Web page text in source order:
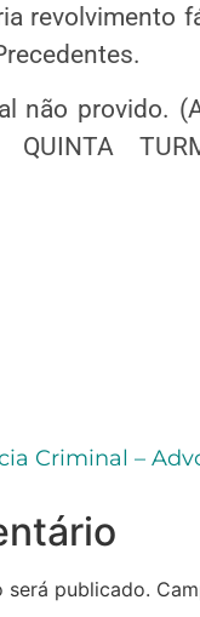
revolvimento
não provido.
QUINTA
será publicado.